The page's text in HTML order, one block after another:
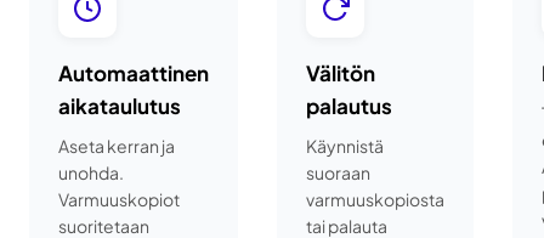
Automaattinen
aikataulutus
Aseta kerran ja
unohda.
Varmuuskopiot
suoritetaan
Välitön
palautus
Käynnistä
suoraan
varmuuskopiosta
tai palauta